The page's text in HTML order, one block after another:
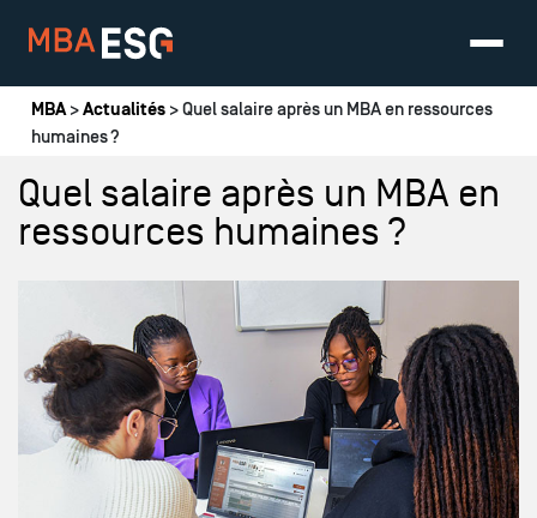
Vous êtes ici
MBA>Actualités > Quel salaire après un MBA en ressources
humaines ?
Quel salaire après un MBA en
ressources humaines ?